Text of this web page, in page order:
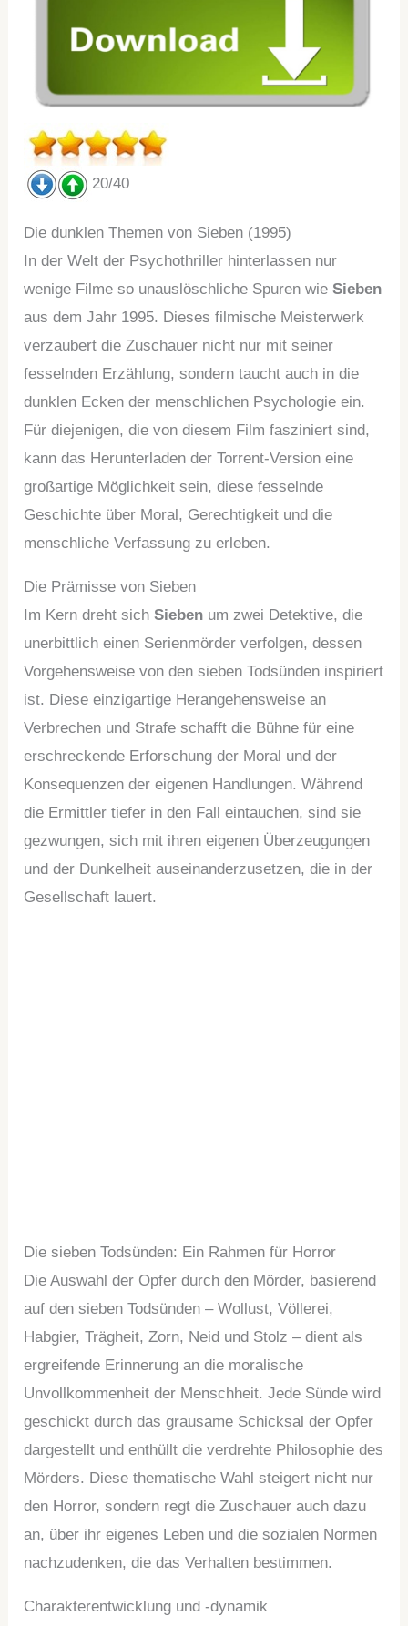
20/40
Die dunklen Themen von Sieben (1995)
In der Welt der Psychothriller hinterlassen nur
wenige Filme so unauslöschliche Spuren wieSieben
aus dem Jahr 1995. Dieses filmische Meisterwerk
verzaubert die Zuschauer nicht nur mit seiner
fesselnden Erzählung, sondern taucht auch in die
dunklen Ecken der menschlichen Psychologie ein.
Für diejenigen, die von diesem Film fasziniert sind,
kann das Herunterladen der Torrent-Version eine
großartige Möglichkeit sein, diese fesselnde
Geschichte über Moral, Gerechtigkeit und die
menschliche Verfassung zu erleben.
Die Prämisse von Sieben
Im Kern dreht sichSieben um zwei Detektive, die
unerbittlich einen Serienmörder verfolgen, dessen
Vorgehensweise von den sieben Todsünden inspiriert
ist. Diese einzigartige Herangehensweise an
Verbrechen und Strafe schafft die Bühne für eine
erschreckende Erforschung der Moral und der
Konsequenzen der eigenen Handlungen. Während
die Ermittler tiefer in den Fall eintauchen, sind sie
gezwungen, sich mit ihren eigenen Überzeugungen
und der Dunkelheit auseinanderzusetzen, die in der
Gesellschaft lauert.
Die sieben Todsünden: Ein Rahmen für Horror
Die Auswahl der Opfer durch den Mörder, basierend
auf den sieben Todsünden – Wollust, Völlerei,
Habgier, Trägheit, Zorn, Neid und Stolz – dient als
ergreifende Erinnerung an die moralische
Unvollkommenheit der Menschheit. Jede Sünde wird
geschickt durch das grausame Schicksal der Opfer
dargestellt und enthüllt die verdrehte Philosophie des
Mörders. Diese thematische Wahl steigert nicht nur
den Horror, sondern regt die Zuschauer auch dazu
an, über ihr eigenes Leben und die sozialen Normen
nachzudenken, die das Verhalten bestimmen.
Charakterentwicklung und -dynamik